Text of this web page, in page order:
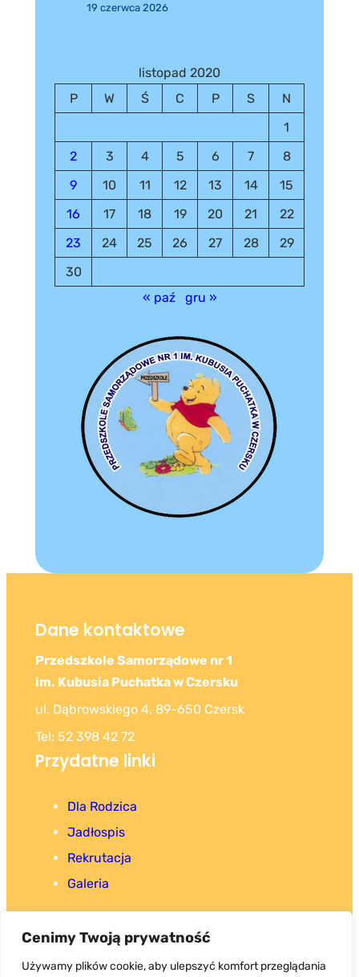
Cenimy Twoją prywatność
Używamy plików cookie, aby ulepszyć komfort przeglądania
19 czerwca 2026
listopad 2020
P
W Ś C P S
N
1
2
3 4 5 6 7
8
9
10 11 12 13 14
15
16
17 18 19 20 21
22
23
24 25 26 27 28
29
30
« paź
gru »
Dane kontaktowe
Przedszkole Samorządowe nr 1
im. Kubusia Puchatka w Czersku
ul. Dąbrowskiego 4, 89-650 Czersk
Tel: 52 398 42 72
Przydatne linki
Dla Rodzica
Jadłospis
Rekrutacja
Galeria